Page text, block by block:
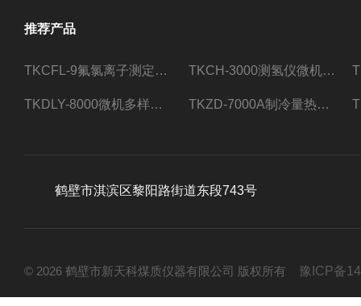
推荐产品
TKCFL-9氟氯离子测定仪自动煤质检测 TKCH-3000测氢仪微机氢元素测定煤质检测
TKDLY-8000微机多样测硫仪自动定硫仪化验室硫含量测定 TKZD-7000A制冷量热仪自动升降热值仪煤质检测
鹤壁市淇滨区黎阳路街道东段743号
© 2026 鹤壁市新天科煤质仪器有限公司 版权所有 豫ICP备